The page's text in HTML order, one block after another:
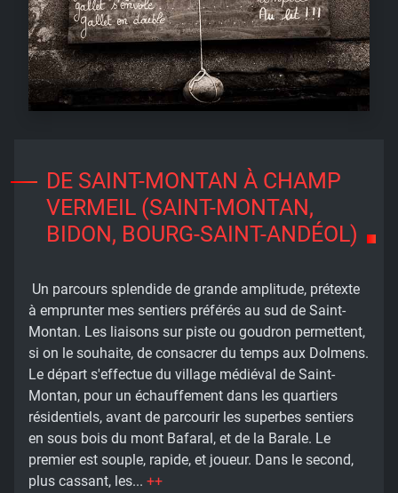
DE SAINT-MONTAN À CHAMP
VERMEIL (SAINT-MONTAN,
BIDON, BOURG-SAINT-ANDÉOL)
Un parcours splendide de grande amplitude, prétexte
à emprunter mes sentiers préférés au sud de Saint-
Montan. Les liaisons sur piste ou goudron permettent,
si on le souhaite, de consacrer du temps aux Dolmens.
Le départ s'effectue du village médiéval de Saint-
Montan, pour un échauffement dans les quartiers
résidentiels, avant de parcourir les superbes sentiers
en sous bois du mont Bafaral, et de la Barale. Le
premier est souple, rapide, et joueur. Dans le second,
plus cassant, les... ++